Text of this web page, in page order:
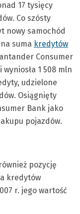
17 tysięcy
Co szósty
nowy samochód
suma kredytów
Consumer
1 508 mln
udzielone
Osiągnięty
Bank jako
pojazdów.
pozycję
kredytów
r. jego wartość